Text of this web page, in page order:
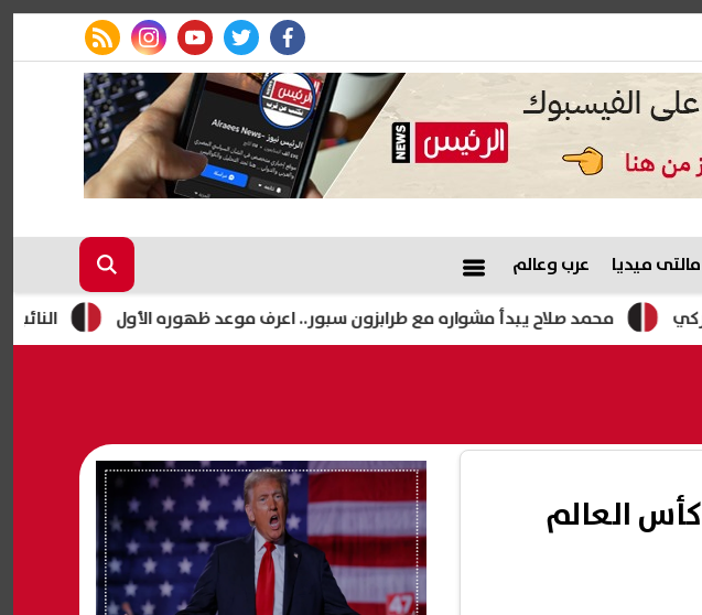
facebook
twitter
youtube
instagram
rss feed
مالتى ميديا عرب وعالم
النائب محمد محمد صلاح يبدأ مشواره مع طرابزون سبور.. اعرف موعد ظهوره الأول
العالم